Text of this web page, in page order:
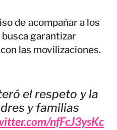
de acompañar a los
garantizar
las movilizaciones.
el respeto y la
y familias
nfFcJ3ysKc